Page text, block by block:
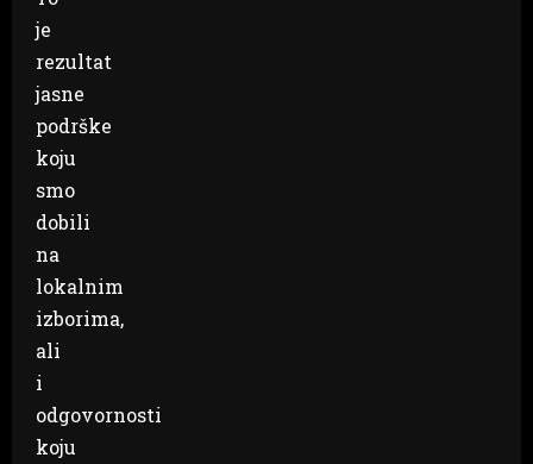
je
rezultat
jasne
podrške
koju
smo
dobili
na
lokalnim
izborima,
ali
i
odgovornosti
koju